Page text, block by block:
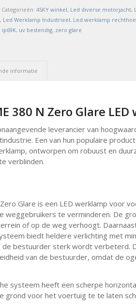
Categorieën:4SKY winkel, Led diverse motorjacht,
, Led Werklamp Industrieel, Led werklamp
ip69K, uv bestendig, zero glare
informatie
380 N Zero Glare
leverancier van
Een van hun populaire
ontworpen om robuust en
verblinden.
Glare is een LED werklamp voor
weggebruikers te verminderen. De
of op de weg verhoogt.
biedt heldere verlichting met
de bestuurder sterk wordt verbeterd.
van de bestuurder, omdat de
systeem heeft een scherpe
grond voor het voertuig te te laten